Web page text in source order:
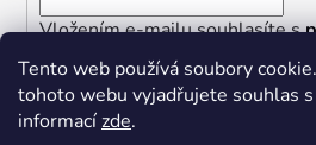
Tento web používá soubory
tohoto webu vyjadřujete souhlas
informacízde.
Vložením e-mailu souhlasíte s
osobních údajů
PŘIHLÁSIT SE